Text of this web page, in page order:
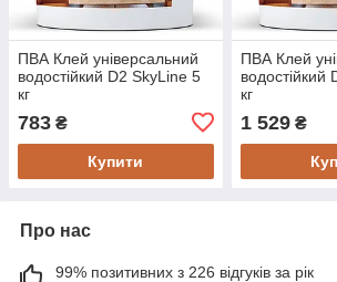
ПВА Клей універсальний
водостійкий D2 SkyLine 5
кг
783 ₴
Купити
ПВА Клей
водостійкий
кг
1 529₴
Про нас
99% позитивних з 226 відгуків за рік